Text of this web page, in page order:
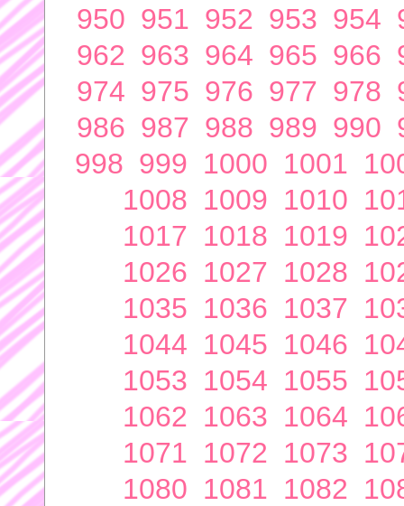
950 951 952 953 954
962 963 964 965 966
974 975 976 977 978
986 987 988 989 990
998 999 1000 1001
1008 1009 1010
1017 1018 1019
1026 1027 1028
1035 1036 1037
1044 1045 1046
1053 1054 1055
1062 1063 1064
1071 1072 1073
1080 1081 1082